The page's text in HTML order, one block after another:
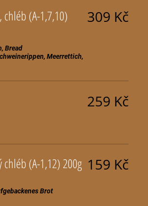
chléb (A-1,7,10)
Bread
Meerrettich,
309 Kč
259 Kč
Buřty pečené na černém pivu, rozpečený chléb (A-1,12) 200g
Brot
159 Kč